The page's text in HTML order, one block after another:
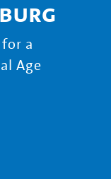
a
Age